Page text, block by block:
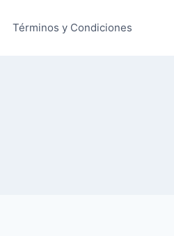
Términos y Condiciones